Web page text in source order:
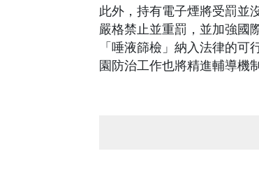
此外，持有電子煙將受罰並
嚴格禁止並重罰，並加強國
「唾液篩檢」納入法律的
園防治工作也將精進輔導機